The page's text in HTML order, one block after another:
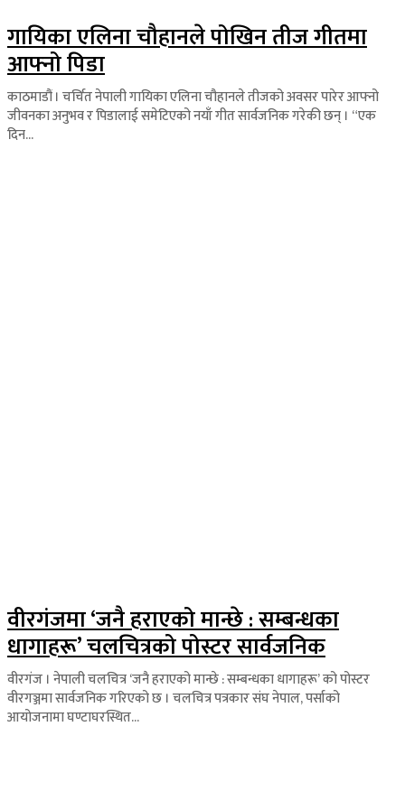
गायिका एलिना चौहानले पोखिन तीज गीतमा
आफ्नो पिडा
काठमाडौं । चर्चित नेपाली गायिका एलिना चौहानले तीजको अवसर पारेर आफ्नो
जीवनका अनुभव र पिडालाई समेटिएको नयाँ गीत सार्वजनिक गरेकी छन् । “एक
दिन...
वीरगंजमा ‘जनै हराएको मान्छे : सम्बन्धका
धागाहरू’ चलचित्रको पोस्टर सार्वजनिक
वीरगंज । नेपाली चलचित्र ‘जनै हराएको मान्छे : सम्बन्धका धागाहरू’ को पोस्टर
वीरगञ्जमा सार्वजनिक गरिएको छ । चलचित्र पत्रकार संघ नेपाल, पर्साको
आयोजनामा घण्टाघरस्थित...